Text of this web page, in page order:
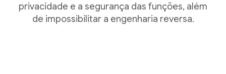
privacidade e a segurança das funções, além
de impossibilitar a engenharia reversa.